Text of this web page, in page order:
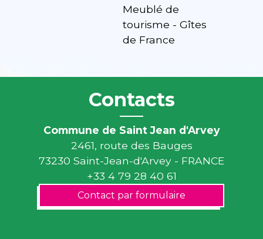
Meublé de
tourisme - Gîtes
de France
Contacts
Commune de Saint Jean d'Arvey
2461, route des Bauges
73230 Saint-Jean-d'Arvey - FRANCE
+33 4 79 28 40 61
Contact par formulaire